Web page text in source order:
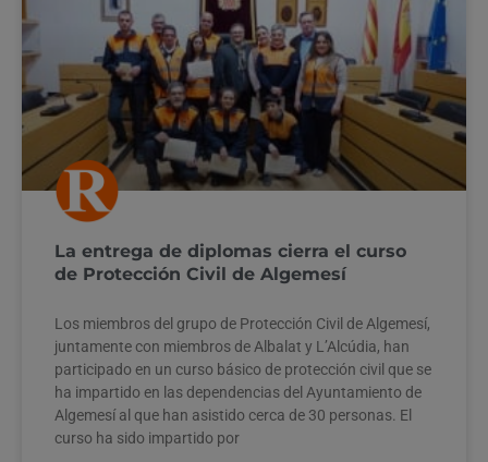
La entrega de diplomas cierra el curso
de Protección Civil de Algemesí
Los miembros del grupo de Protección Civil de Algemesí,
juntamente con miembros de Albalat y L’Alcúdia, han
participado en un curso básico de protección civil que se
ha impartido en las dependencias del Ayuntamiento de
Algemesí al que han asistido cerca de 30 personas. El
curso ha sido impartido por